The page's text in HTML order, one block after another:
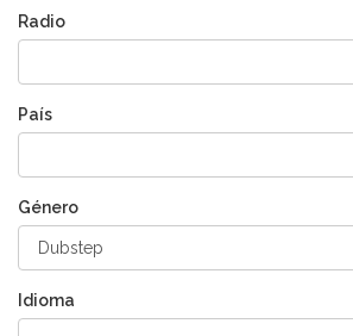
Radio
País
Género
Idioma